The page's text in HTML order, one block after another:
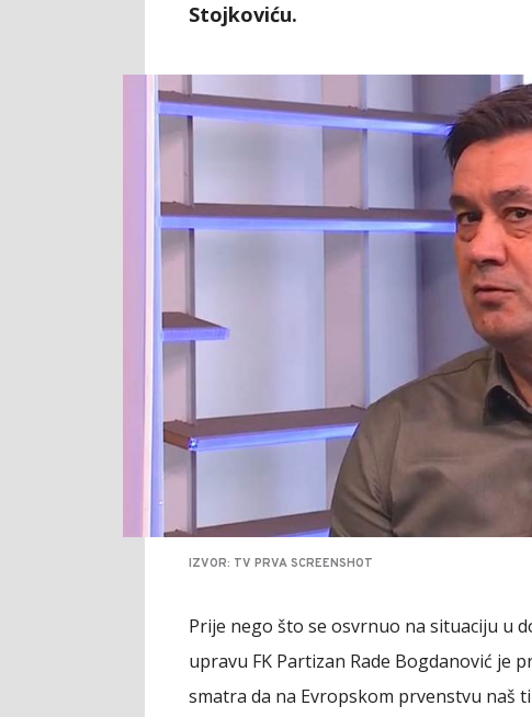
Stojkoviću.
IZVOR: TV PRVA SCREENSHOT
Prije nego što se osvrnuo na situaciju u
upravu FK Partizan Rade Bogdanović je
smatra da na Evropskom prvenstvu naš